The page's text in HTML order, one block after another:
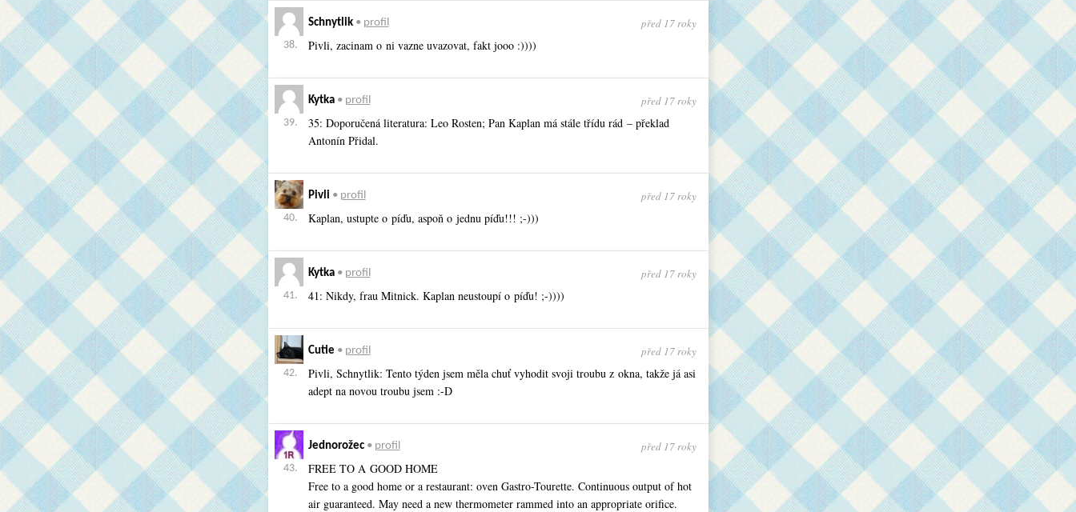
38.
Schnytlik• profil před 17 roky
Pivli, zacinam o ni vazne uvazovat, fakt jooo :))))
39.
Kytka• profil před 17 roky
35: Doporučená literatura: Leo Rosten; Pan Kaplan má stále třídu rád – překlad
Antonín Přidal.
40.
Pivli • profil před 17 roky
Kaplan, ustupte o píďu, aspoň o jednu píďu!!! ;-)))
41.
Kytka• profil před 17 roky
41: Nikdy, frau Mitnick. Kaplan neustoupí o píďu! ;-))))
42.
Cutie • profil před 17 roky
Pivli, Schnytlik: Tento týden jsem měla chuť vyhodit svoji troubu z okna, takže já asi
adept na novou troubu jsem :-D
43.
Jednorožec• profil před 17 roky
FREE TO A GOOD HOME
Free to a good home or a restaurant: oven Gastro-Tourette. Continuous output of hot
air guaranteed. May need a new thermometer rammed into an appropriate orifice.